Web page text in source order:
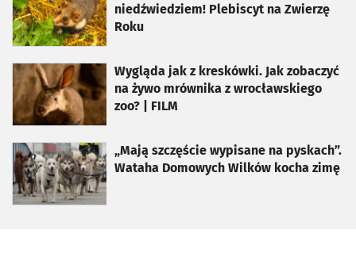
niedźwiedziem! Plebiscyt na Zwierzę
Roku
Wygląda jak z kreskówki. Jak zobaczyć
na żywo mrównika z wrocławskiego
zoo? | FILM
otworzy się w nowej karcie
„Mają szczęście wypisane na pyskach”.
Wataha Domowych Wilków kocha zimę
otworzy się w nowej karcie